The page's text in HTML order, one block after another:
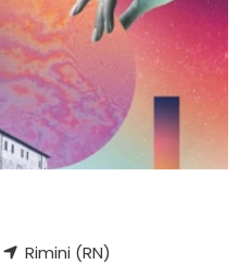
Rimini (RN)